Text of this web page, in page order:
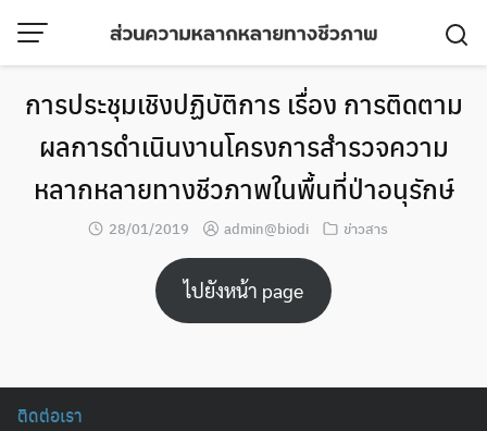
content
การประชุมเชิงปฏิบัติการ เรื่อง การติดตาม
ผลการดำเนินงานโครงการสำรวจความ
หลากหลายทางชีวภาพในพื้นที่ป่าอนุรักษ์
28/01/2019 admin@biodi ข่าวสาร
ไปยังหน้า page
ติดต่อเรา